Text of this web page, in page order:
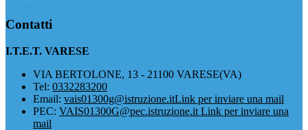
Contatti
I.T.E.T. VARESE
VIA BERTOLONE, 13 - 21100 VARESE(VA)
Tel: 0332283200
Email: vais01300g@istruzione.itLink per inviare una mail
PEC: VAIS01300G@pec.istruzione.it Link per inviare una
mail